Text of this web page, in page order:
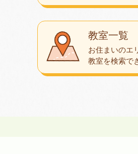
教室一覧
お住まいのエ
教室を検索で